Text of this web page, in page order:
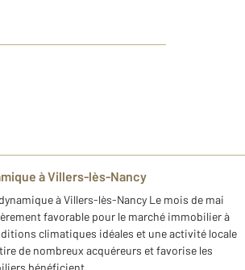
à Villers-lès-Nancy
à Villers-lès-Nancy Le mois de mai
favorable pour le marché immobilier à
climatiques idéales et une activité locale
de nombreux acquéreurs et favorise les
bénéficient ...